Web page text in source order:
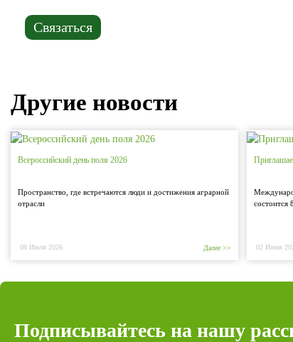
Связаться
Другие новости
Всероссийский день поля 2026
Пространство, где встречаются люди и достижения аграрной
отрасли
08 Июля 2026 Далее >>
состоится
02 Июня
Подписывайтесь на нашу